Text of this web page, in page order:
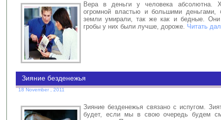
Вера в деньги у человека абсолютна.
огромной властью и большими деньгами,
земли умирали, так же как и бедные. Они
гробы у них были лучше, дороже. Читать
Зияние безденежья
18 November , 2011
Зияние безденежья связано с испугом.
будет, если мы в свою очередь будем